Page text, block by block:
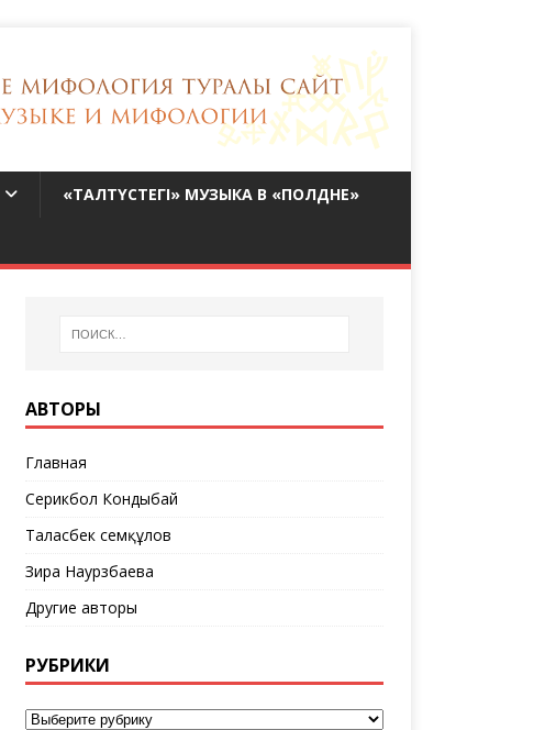
«ТАЛТҮСТЕГІ» МУЗЫКА В «ПОЛДНЕ»
АВТОРЫ
Главная
Серикбол Кондыбай
Таласбек Әсемқұлов
Зира Наурзбаева
Другие авторы
РУБРИКИ